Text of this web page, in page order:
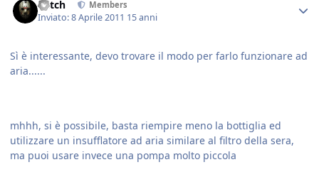
Mitch Members
Inviato:8 Aprile 2011 15 anni
Sì è interessante, devo trovare il modo per farlo funzionare ad
aria......
mhhh, si è possibile, basta riempire meno la bottiglia ed
utilizzare un insufflatore ad aria similare al filtro della sera,
ma puoi usare invece una pompa molto piccola